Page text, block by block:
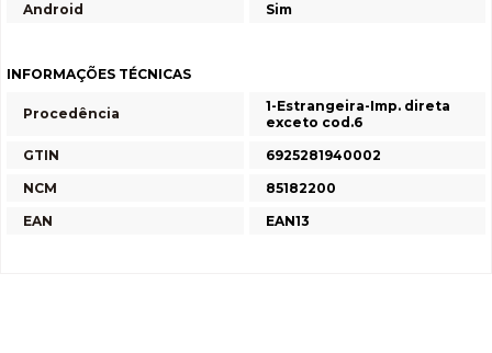
Android
Sim
INFORMAÇÕES TÉCNICAS
Procedência
1-Estrangeira-Imp. direta
exceto cod.6
GTIN
6925281940002
NCM
85182200
EAN
EAN13